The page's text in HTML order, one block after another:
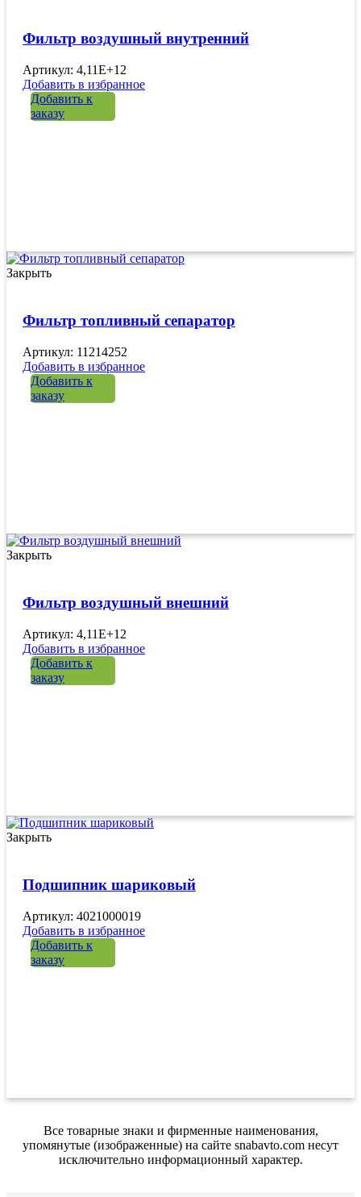
Фильтр воздушный внутренний
Артикул: 4,11E+12
Добавить в избранное
Добавить к
заказу
Закрыть
Фильтр топливный сепаратор
Артикул: 11214252
Добавить в избранное
Добавить к
заказу
Закрыть
Фильтр воздушный внешний
Артикул: 4,11E+12
Добавить в избранное
Добавить к
заказу
Закрыть
Подшипник шариковый
Артикул: 4021000019
Добавить в избранное
Добавить к
заказу
Все товарные знаки и фирменные наименования,
упомянутые (изображенные) на сайте snabavto.com несут
исключительно информационный характер.